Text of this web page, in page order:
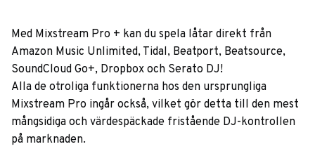
Med Mixstream Pro + kan du spela låtar direkt från
Amazon Music Unlimited, Tidal, Beatport, Beatsource,
SoundCloud Go+, Dropbox och Serato DJ!
Alla de otroliga funktionerna hos den ursprungliga
Mixstream Pro ingår också, vilket gör detta till den mest
mångsidiga och värdespäckade fristående DJ-kontrollen
på marknaden.